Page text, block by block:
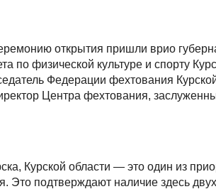
открытия пришли врио
по физической культуре и спорту
Федерации фехтования
Центра фехтования,
Курской области — это один из
Это подтверждают наличие здесь